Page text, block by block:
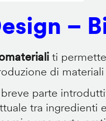
–
ti
di
parte
tra ingredienti